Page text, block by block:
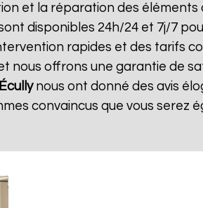
et la réparation des éléments
disponibles 24h/24 et 7j/7
rapides et des tarifs
nous offrons une garantie de
Écullynous ont donné des avis
convaincus que vous serez